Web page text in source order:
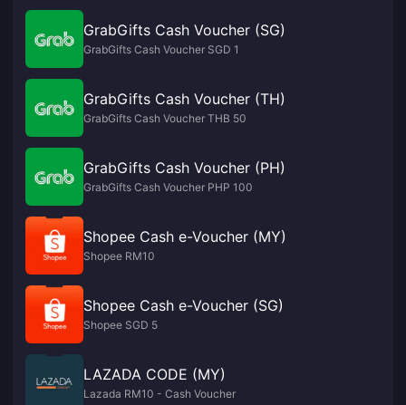
GrabGifts Cash Voucher (SG)
GrabGifts Cash Voucher SGD 1
GrabGifts Cash Voucher (TH)
GrabGifts Cash Voucher THB 50
GrabGifts Cash Voucher (PH)
GrabGifts Cash Voucher PHP 100
Shopee Cash e-Voucher (MY)
Shopee RM10
Shopee Cash e-Voucher (SG)
Shopee SGD 5
LAZADA CODE (MY)
Lazada RM10 - Cash Voucher